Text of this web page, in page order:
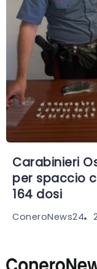
Carabinieri
per spaccio
164 dosi
ConeroNews24